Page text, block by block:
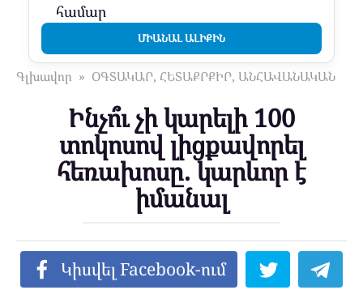
համար
ՄԻԱՆԱԼ ԱԼԻՔԻՆ
Գլխավոր » ՕԳՏԱԿԱՐ, ՀԵՏԱՔՐՔԻՐ, ԱՆՀԱՎԱՆԱԿԱՆ
Ինչո՞ւ չի կարելի 100
տոկոսով լիցքավորել
հեռախոսը. կարևոր է
իմանալ
Կիսվել Facebook-ում